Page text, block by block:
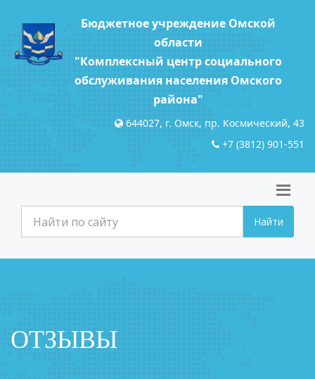
Бюджетное учреждение Омской
области
"Комплексный центр социального
обслуживания населения Омского
района"
644027, г. Омск, пр. Космический, 43
+7 (3812) 901-551
Найти
ОТЗЫВЫ